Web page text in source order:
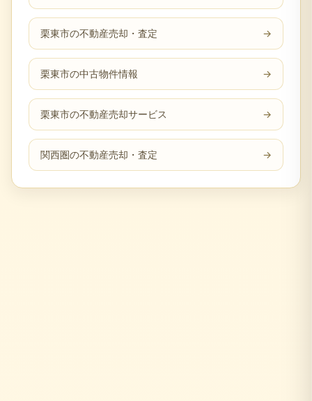
栗東市の不動産売却・査定 →
栗東市の中古物件情報 →
栗東市の不動産売却サービス →
関西圏の不動産売却・査定 →